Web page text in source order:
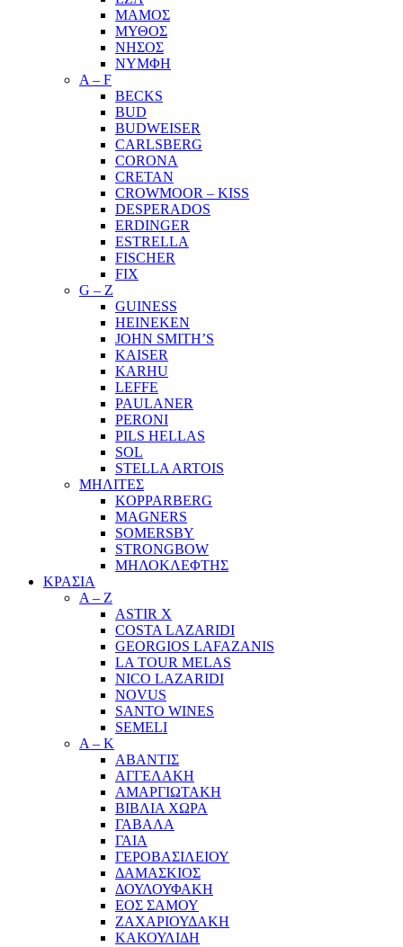
ΜΑΜΟΣ
ΜΥΘΟΣ
ΝΗΣΟΣ
ΝΥΜΦΗ
A – F
BECKS
BUD
BUDWEISER
CARLSBERG
CORONA
CRETAN
CROWMOOR – KISS
DESPERADOS
ERDINGER
ESTRELLA
FISCHER
FIX
G – Z
GUINESS
HEINEKEN
JOHN SMITH’S
KAISER
KARHU
LEFFE
PAULANER
PERONI
PILS HELLAS
SOL
STELLA ARTOIS
ΜΗΛΙΤΕΣ
KOPPARBERG
MAGNERS
SOMERSBY
STRONGBOW
ΜΗΛΟΚΛΕΦΤΗΣ
ΚΡΑΣΙΑ
A – Z
ASTIR X
COSTA LAZARIDI
GEORGIOS LAFAZANIS
LA TOUR MELAS
NICO LAZARIDI
NOVUS
SANTO WINES
SEMELI
Α – Κ
ΑΒΑΝΤΙΣ
ΑΓΓΕΛΑΚΗ
ΑΜΑΡΓΙΩΤΑΚΗ
ΒΙΒΛΙΑ ΧΩΡΑ
ΓΑΒΑΛΑ
ΓΑΙΑ
ΓΕΡΟΒΑΣΙΛΕΙΟΥ
ΔΑΜΑΣΚΙΟΣ
ΔΟΥΛΟΥΦΑΚΗ
ΕΟΣ ΣΑΜΟΥ
ΖΑΧΑΡΙΟΥΔΑΚΗ
ΚΑΚΟΥΛΙΔΗ